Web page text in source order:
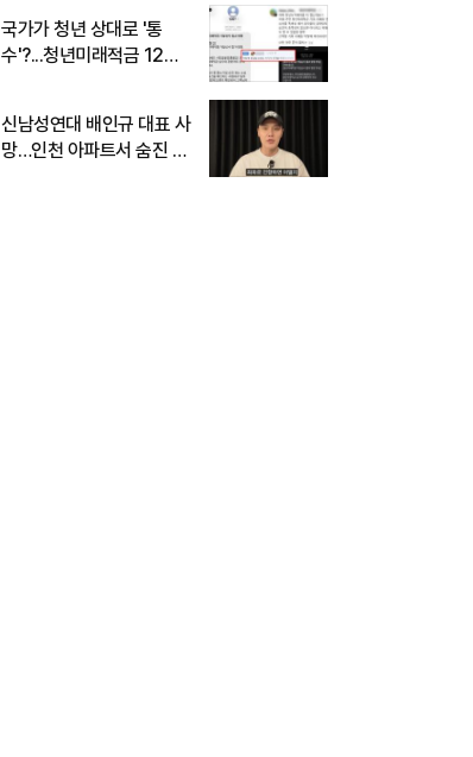
국가가 청년 상대로 '통
수'?...청년미래적금 12%
신남성연대 배인규 대표 사
망…인천 아파트서 숨진 채